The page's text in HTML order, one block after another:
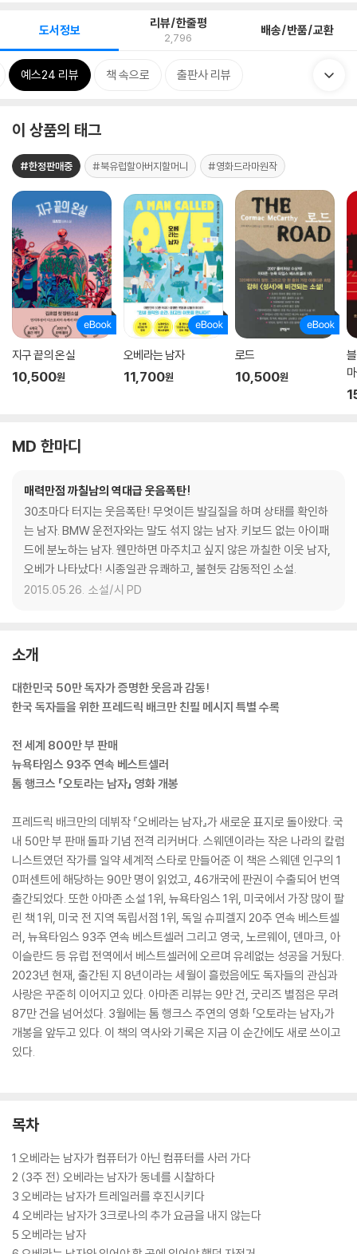
도서정보 리뷰/한줄평
2,796 배송/반품/교환
예스24 리뷰 책 속으로 출판사 리뷰
이 상품의 태그
#한정판매중 #북유럽할아버지할머니 #영화드라마원작
지구 끝의 온실
10,500원
오베라는 남자
11,700원
로드
10,500원
MD 한마디
매력만점 까칠남의 역대급 웃음폭탄!
30초마다 터지는 웃음폭탄! 무엇이든 발길질을 하며 상태를 확인하
는 남자. BMW 운전자와는 말도 섞지 않는 남자. 키보드 없는 아이패
드에 분노하는 남자. 웬만하면 마주치고 싶지 않은 까칠한 이웃 남자,
오베가 나타났다! 시종일관 유쾌하고, 불현듯 감동적인 소설.
2015.05.26. 소설/시 PD
소개
대한민국 50만 독자가 증명한 웃음과 감동!
한국 독자들을 위한 프레드릭 배크만 친필 메시지 특별 수록
전 세계 800만 부 판매
뉴욕타임스 93주 연속 베스트셀러
톰 행크스 「오토라는 남자」 영화 개봉
프레드릭 배크만의 데뷔작 『오베라는 남자』가 새로운 표지로 돌아왔다. 국
내 50만 부 판매 돌파 기념 전격 리커버다. 스웨덴이라는 작은 나라의 칼럼
니스트였던 작가를 일약 세계적 스타로 만들어준 이 책은 스웨덴 인구의 1
0퍼센트에 해당하는 90만 명이 읽었고, 46개국에 판권이 수출되어 번역
출간되었다. 또한 아마존 소설 1위, 뉴욕타임스 1위, 미국에서 가장 많이 팔
린 책 1위, 미국 전 지역 독립서점 1위, 독일 슈피겔지 20주 연속 베스트셀
러, 뉴욕타임스 93주 연속 베스트셀러 그리고 영국, 노르웨이, 덴마크, 아
이슬란드 등 유럽 전역에서 베스트셀러에 오르며 유례없는 성공을 거뒀다.
2023년 현재, 출간된 지 8년이라는 세월이 흘렀음에도 독자들의 관심과
사랑은 꾸준히 이어지고 있다. 아마존 리뷰는 9만 건, 굿리즈 별점은 무려
87만 건을 넘어섰다. 3월에는 톰 행크스 주연의 영화 「오토라는 남자」가
개봉을 앞두고 있다. 이 책의 역사와 기록은 지금 이 순간에도 새로 쓰이고
있다.
목차
1 오베라는 남자가 컴퓨터가 아닌 컴퓨터를 사러 가다
2 (3주 전) 오베라는 남자가 동네를 시찰하다
3 오베라는 남자가 트레일러를 후진시키다
4 오베라는 남자가 3크로나의 추가 요금을 내지 않는다
5 오베라는 남자